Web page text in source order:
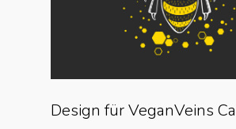
Design für VeganVeins